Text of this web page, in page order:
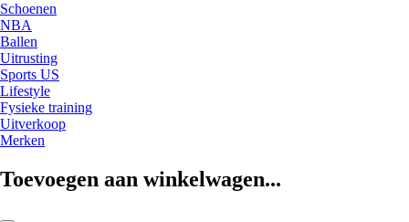
Schoenen
NBA
Ballen
Uitrusting
Sports US
Lifestyle
Fysieke training
Uitverkoop
Merken
Toevoegen aan winkelwagen...